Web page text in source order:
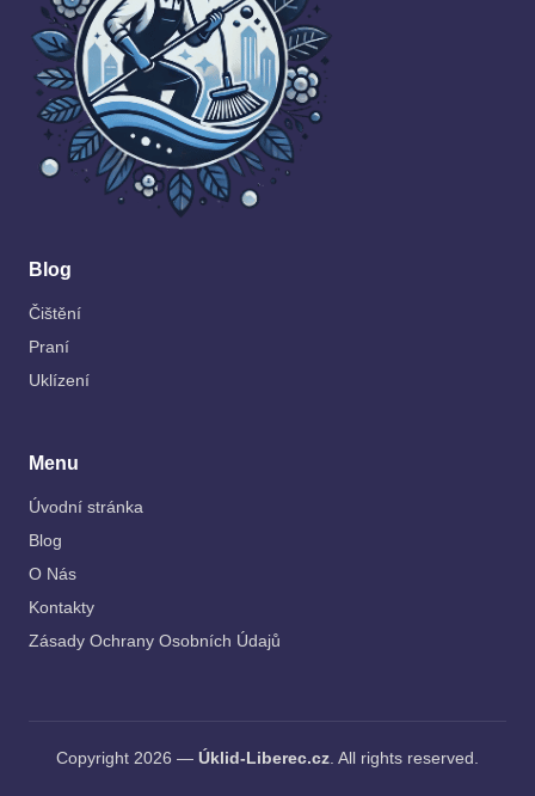
Blog
Čištění
Praní
Uklízení
Menu
Úvodní stránka
Blog
O Nás
Kontakty
Zásady Ochrany Osobních Údajů
Copyright 2026 — Úklid-Liberec.cz. All rights reserved.